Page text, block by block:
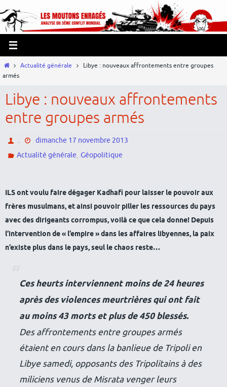
vers
le
contenu
HomeActualité générale
Libye : nouveaux affrontements entre groupes
armés
Libye : nouveaux affrontements
entre groupes armés
.
dimanche 17 novembre 2013
Actualité générale,Géopolitique
ILS ont voulu faire dégager Kadhafi pour laisser le pouvoir aux
frères musulmans, et ainsi pouvoir piller les ressources du pays
avec des dirigeants corrompus, voilà ce que cela donne! Depuis
l’intervention de « l’empire » dans les affaires libyennes, la paix
n’existe plus dans le pays, seul le chaos reste…
Ces heurts interviennent moins de 24 heures
après des violences meurtrières qui ont fait
au moins 43 morts et plus de 450 blessés.
Des affrontements entre groupes armés
étaient en cours dans la banlieue de Tripoli en
Libye samedi, opposants des Tripolitains à des
miliciens venus de Misrata venger leurs